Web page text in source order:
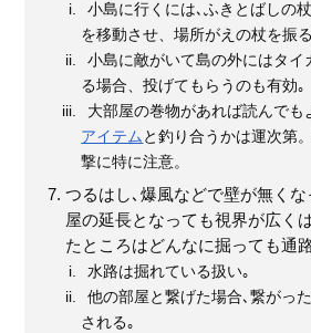
小島に行くには､ふきとばしの
を移動させ、場所がえの杖を振る
小島に敵がいて島の外にはタイ
る場合、投げてもらうのも有効｡
大部屋の巻物があれば読んでも
アイテム と釣り合うかは運次第
撃に特に注意。
つるはし､爆風などで壁が無く
屋の延長となっても視界が広く
たところはどんなに掘っても通
水路は掘れている扱い｡
他の部屋と繋げた場合､繋がっ
される｡